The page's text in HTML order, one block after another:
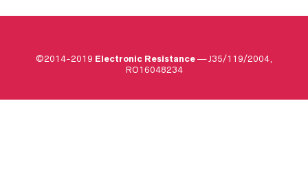
©2014-2019 Electronic Resistance — J35/119/2004,
RO16048234